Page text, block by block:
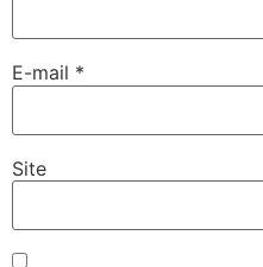
E-mail *
Site